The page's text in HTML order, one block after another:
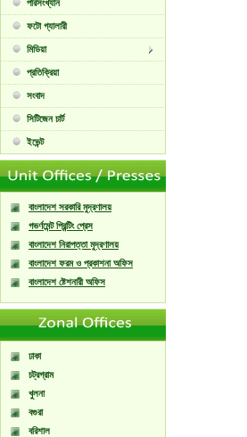
পরিসংখ্যান
ফটো গ্যালারী
মিডিয়া
প্রতিক্রিয়া
সংবাদ
সিটিজেন চার্ট
ইভেন্ট
বাংলাদেশ সরকারি মুদ্রণালয়
গভর্ণমেন্ট প্রিন্টিং প্রেস
বাংলাদেশ নিরাপত্তা মুদ্রণালয়
বাংলাদেশ ফরম ও প্রকাশনা অফিস
বাংলাদেশ ষ্টেশনারী অফিস
ঢাকা
চট্রগ্রাম
খুলনা
বগুরা
বরিশাল